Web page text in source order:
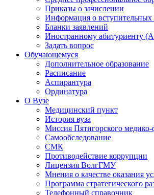
Приказы о зачислении
Информация о
Бланки заявлений
Иностранному абитуриенту
Задать вопрос
Обучающемуся
Дополнительное образование
Расписание
Аспирантура
Ординатура
О Вузе
Медицинский пункт
История вуза
Миссия Пятигорского медико-
Самообследование
СМК
Противодействие коррупции
Лицензия ВолгГМУ
Мнения о качестве оказания
Программа стратегического
Телефонный справочник